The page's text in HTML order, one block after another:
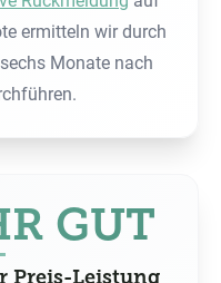
ermitteln wir durch
Monate nach
GUT
Preis-Leistung